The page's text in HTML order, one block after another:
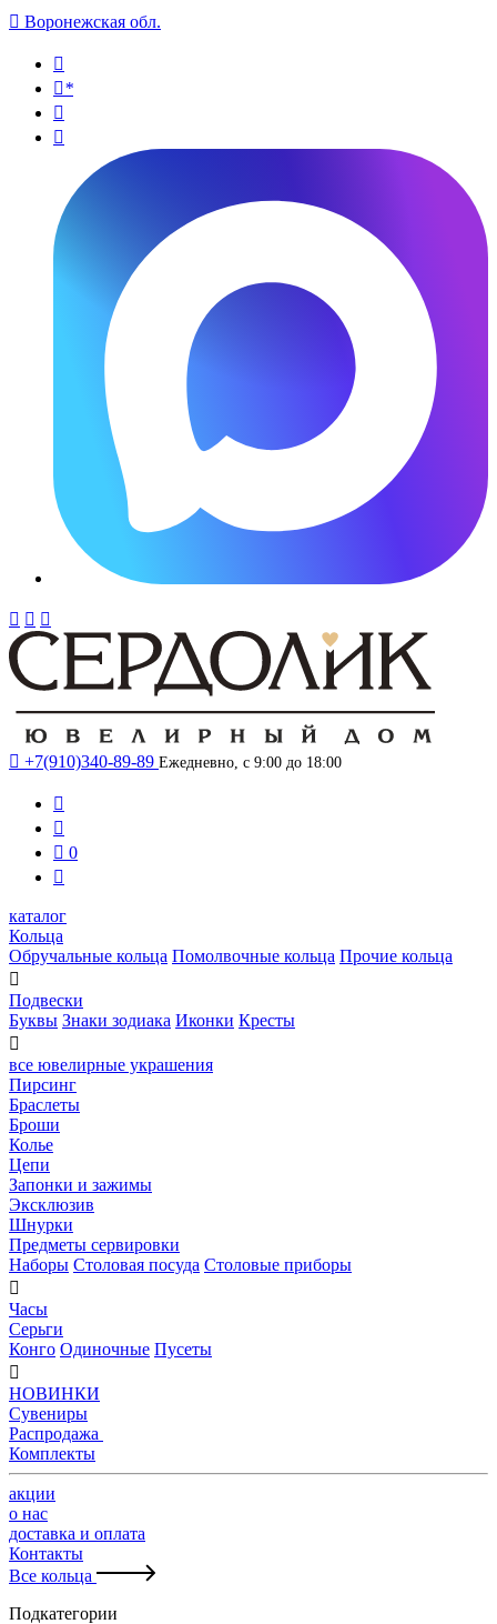
 Воронежская обл.

*


  
 +7(910)340-89-89 Ежедневно, с 9:00 до 18:00


 0

каталог
Кольца
Обручальные кольца Помолвочные кольца Прочие кольца

Подвески
Буквы Знаки зодиака Иконки Кресты

все ювелирные украшения
Пирсинг
Браслеты
Броши
Колье
Цепи
Запонки и зажимы
Эксклюзив
Шнурки
Предметы сервировки
Наборы Столовая посуда Столовые приборы

Часы
Серьги
Конго Одиночные Пусеты

НОВИНКИ
Сувениры
Распродажа
Комплекты
акции
о нас
доставка и оплата
Контакты
Все кольца
Подкатегории